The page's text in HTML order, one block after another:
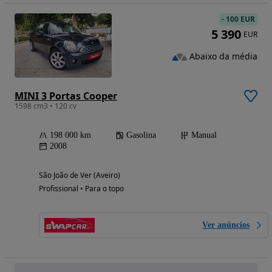
MINI 3 Portas Cooper
1598 cm3 • 120 cv
198 000 km Gasolina
Manual
2008
São João de Ver (Aveiro)
Profissional • Para o topo
Ver anúncios
- 100 EUR
5 390 EUR
Abaixo da média